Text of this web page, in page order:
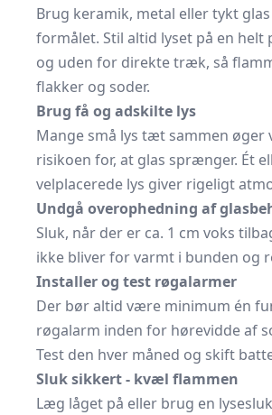
Brug keramik, metal eller tykt
formålet. Stil altid lyset på en helt
og uden for direkte træk, så
flakker og soder.
Brug få og adskilte lys
Mange små lys tæt sammen øger
risikoen for, at glas sprænger. Ét
velplacerede lys giver rigeligt
Undgå overophedning af
Sluk, når der er ca. 1 cm voks
ikke bliver for varmt i bunden og
Installer og test røgalarmer
Der bør altid være minimum én
røgalarm inden for hørevidde af
Test den hver måned og skift
Sluk sikkert - kvæl flammen
Læg låget på eller brug en